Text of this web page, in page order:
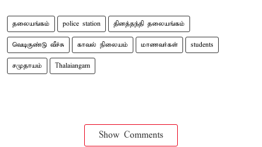
தலையங்கம் police station தினத்தந்தி தலையங்கம்
வெடிகுண்டு வீச்சு காவல் நிலையம் மாணவர்கள் students
சமுதாயம் Thalaiangam
Show Comments